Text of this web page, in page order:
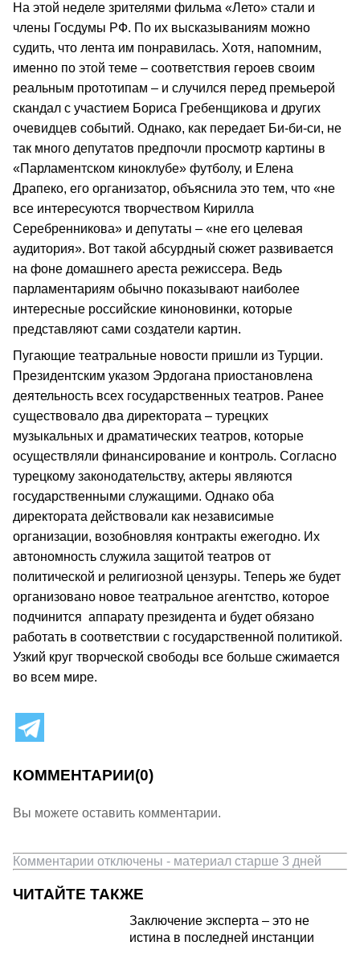
На этой неделе зрителями фильма «Лето» стали и
члены Госдумы РФ. По их высказываниям можно
судить, что лента им понравилась. Хотя, напомним,
именно по этой теме – соответствия героев своим
реальным прототипам – и случился перед премьерой
скандал с участием Бориса Гребенщикова и других
очевидцев событий. Однако, как передает Би-би-си, не
так много депутатов предпочли просмотр картины в
«Парламентском киноклубе» футболу, и Елена
Драпеко, его организатор, объяснила это тем, что «не
все интересуются творчеством Кирилла
Серебренникова» и депутаты – «не его целевая
аудитория». Вот такой абсурдный сюжет развивается
на фоне домашнего ареста режиссера. Ведь
парламентариям обычно показывают наиболее
интересные российские киноновинки, которые
представляют сами создатели картин.
Пугающие театральные новости пришли из Турции.
Президентским указом Эрдогана приостановлена
деятельность всех государственных театров. Ранее
существовало два директората – турецких
музыкальных и драматических театров, которые
осуществляли финансирование и контроль. Согласно
турецкому законодательству, актеры являются
государственными служащими. Однако оба
директората действовали как независимые
организации, возобновляя контракты ежегодно. Их
автономность служила защитой театров от
политической и религиозной цензуры. Теперь же будет
организовано новое театральное агентство, которое
подчинится аппарату президента и будет обязано
работать в соответствии с государственной политикой.
Узкий круг творческой свободы все больше сжимается
во всем мире.
КОММЕНТАРИИ(0)
Вы можете оставить комментарии.
Комментарии отключены - материал старше 3 дней
ЧИТАЙТЕ ТАКЖЕ
Заключение эксперта – это не
истина в последней инстанции